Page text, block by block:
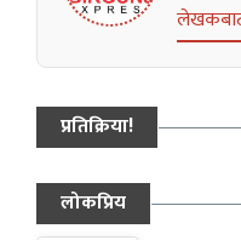
प्रतिक्रिया!
लोकप्रिय